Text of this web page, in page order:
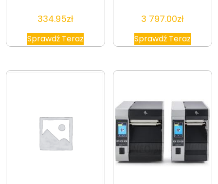
334.95zł
Sprawdź Teraz
3 797.00zł
Sprawdź Teraz